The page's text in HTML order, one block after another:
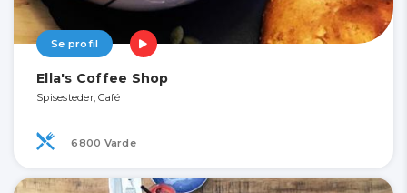
Se profil
Ella's Coffee Shop
Spisesteder, Café
6800 Varde